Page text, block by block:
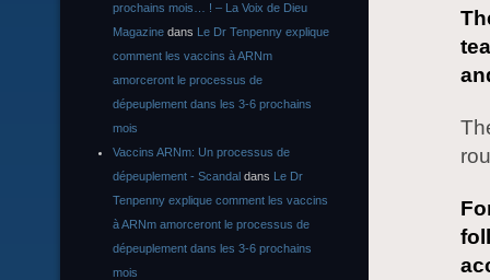
prochains mois… ! – La Voix de Dieu
Magazine dans Le Dr Tenpenny explique
comment les vaccins à ARNm
amorceront le processus de
dépeuplement dans les 3-6 prochains
mois
Vaccins ARNm: Un processus de
dépeuplement - Scandal dans Le Dr
Tenpenny explique comment les vaccins
à ARNm amorceront le processus de
dépeuplement dans les 3-6 prochains
mois